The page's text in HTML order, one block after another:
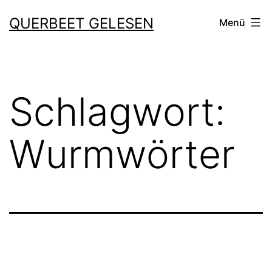
Inhalt
QUERBEET GELESEN Menü
Schlagwort:
Wurmwörter